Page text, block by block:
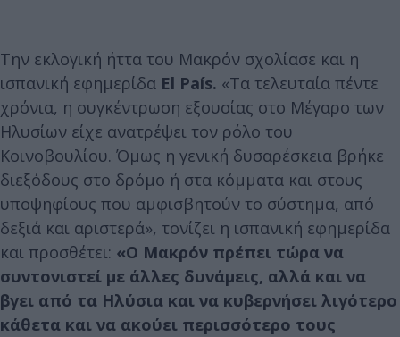
Την εκλογική ήττα του Μακρόν σχολίασε και η
ισπανική εφημερίδα El País. «Τα τελευταία πέντε
χρόνια, η συγκέντρωση εξουσίας στο Μέγαρο των
Ηλυσίων είχε ανατρέψει τον ρόλο του
Κοινοβουλίου. Όμως η γενική δυσαρέσκεια βρήκε
διεξόδους στο δρόμο ή στα κόμματα και στους
υποψηφίους που αμφισβητούν το σύστημα, από
δεξιά και αριστερά», τονίζει η ισπανική εφημερίδα
και προσθέτει: «Ο Μακρόν πρέπει τώρα να
συντονιστεί με άλλες δυνάμεις, αλλά και να
βγει από τα Ηλύσια και να κυβερνήσει λιγότερο
κάθετα και να ακούει περισσότερο τους